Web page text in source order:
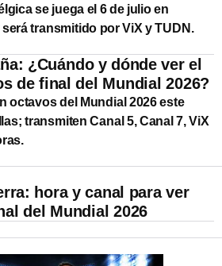
se juega el 6 de julio en
transmitido por ViX y TUDN.
¿Cuándo y dónde ver el
de final del Mundial 2026?
octavos del Mundial 2026 este
transmiten Canal 5, Canal 7, ViX
hora y canal para ver
del Mundial 2026